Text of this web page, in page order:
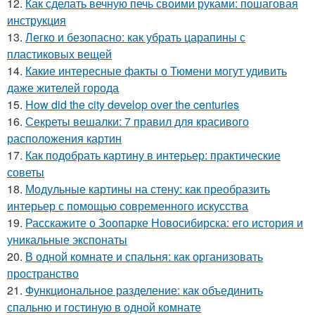
12. Как сделать вечную печь своими руками: пошаговая
инструкция
13. Легко и безопасно: как убрать царапины с
пластиковых вещей
14. Какие интересные факты о Тюмени могут удивить
даже жителей города
15. How did the city develop over the centuries
16. Секреты вешалки: 7 правил для красивого
расположения картин
17. Как подобрать картину в интерьер: практические
советы
18. Модульные картины на стену: как преобразить
интерьер с помощью современного искусства
19. Расскажите о Зоопарке Новосибирска: его история и
уникальные экспонаты
20. В одной комнате и спальня: как организовать
пространство
21. Функциональное разделение: как объединить
спальню и гостиную в одной комнате